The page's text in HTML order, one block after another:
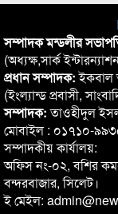
সম্পাদক মন্ডলীর
(অধ্যক্ষ,সার্ক
প্রধান সম্পাদক:ইকবাল
(ইংল্যান্ড প্রবাসী,
সম্পাদক:তাওহীদুল
মোবাইল : ০১৭১০-
সম্পাদকীয় কার্যালয়:
অফিস নং-০২, বশির
বন্দরবাজার, সিলেট।
ই মেইল: